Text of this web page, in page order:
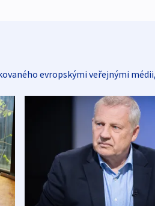
evropskými veřejnými